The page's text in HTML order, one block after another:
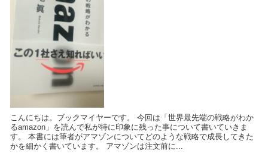
こんにちは。ブックマイヤーです。 今回は「世界最先端の戦略がわか
るamazon」を読んで私が特に印象に残った事について書いていきま
す。 本書には筆者がアマゾンについてどのような戦略で成長してきた
かを細かく書いています。 アマゾンは注文前に...